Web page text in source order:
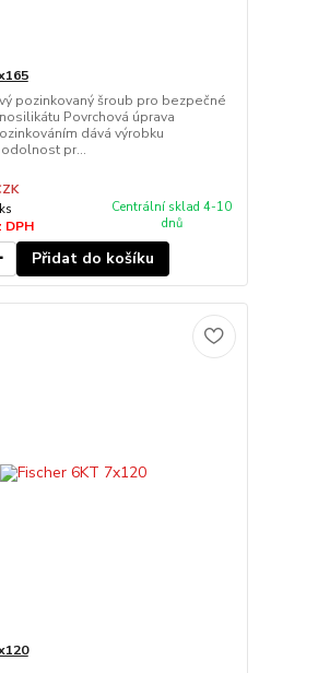
pozinkovaný šroub pro bezpečné
Povrchová úprava
dává výrobku
pr...
DPH
Centrální sklad 4-10
dnů
Přidat do košíku